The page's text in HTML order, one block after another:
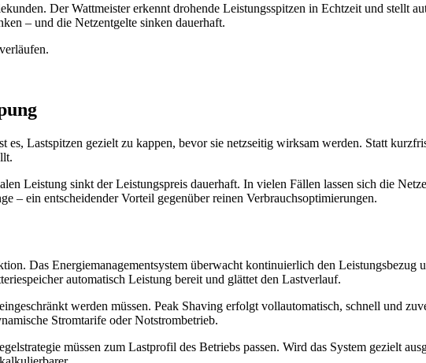
Der Wattmeister erkennt drohende Leistungsspitzen in Echtzeit und stellt
– und die Netzentgelte sinken dauerhaft.
Lastspitzen gezielt zu kappen, bevor sie netzseitig wirksam werden. Statt
Leistung sinkt der Leistungspreis dauerhaft. In vielen Fällen lassen sich die
– ein entscheidender Vorteil gegenüber reinen Verbrauchsoptimierungen.
Das Energiemanagementsystem überwacht kontinuierlich den Leistungsbezug
automatisch Leistung bereit und glättet den Lastverlauf.
werden müssen. Peak Shaving erfolgt vollautomatisch, schnell und
Stromtarife oder Notstrombetrieb.
müssen zum Lastprofil des Betriebs passen. Wird das System gezielt